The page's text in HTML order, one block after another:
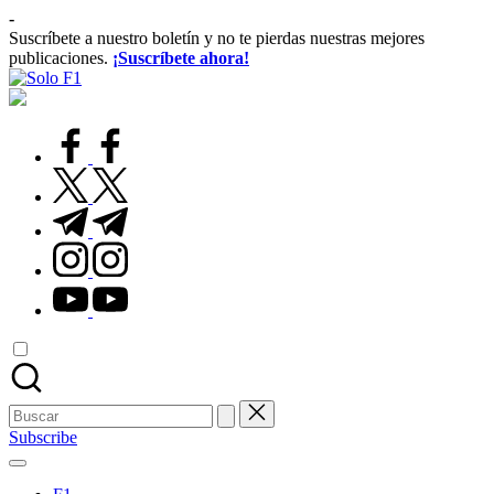
Saltar
al
contenido
-
Suscríbete a nuestro boletín y no te pierdas nuestras mejores
publicaciones. ¡Suscríbete ahora!
Para
facebook.com
twitter.com
t.me
instagram.com
youtube.com
Buscar:
Subscribe